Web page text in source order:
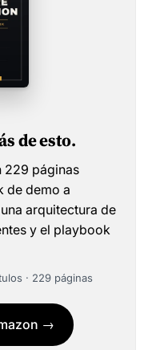
de esto.
229 páginas
de demo a
arquitectura de
y el playbook
· 229 páginas
→